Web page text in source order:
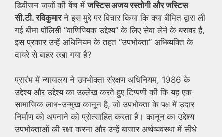
डिवीजन जजों की बेंच मेंजस्टिस अजय रस्तोगी औरजस्टिस
सी.टी. रविकुमारने इस मुद्दे पर विचार किया कि क्या बीमित द्वारा ली
गई बीमा पॉलिसी “वाणिज्यिक उद्देश्य” के लिए सेवा लेने के बराबर है,
इस प्रकार उन्हें अधिनियम के तहत “उपभोक्ता” अभिव्यक्ति के
दायरे से बाहर रखा गया है?
प्रारंभ में न्यायालय ने उपभोक्ता संरक्षण अधिनियम, 1986 के
उद्देश्य और उद्देश्य का उल्लेख करते हुए टिप्पणी की कि यह एक
सामाजिक लाभ-उन्मुख कानून है, जो उपभोक्ता के पक्ष में उदार
निर्माण को अपनाने को प्रोत्साहित करता है। कानून का उद्देश्य
उपभोक्ताओं की रक्षा करना और उन्हें बाजार अर्थव्यवस्था में सीधे